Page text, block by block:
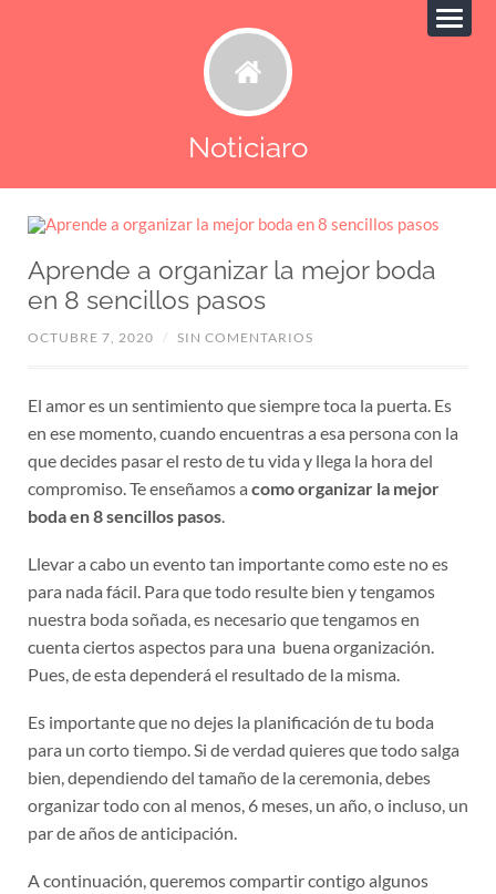
Noticiaro
Aprende a organizar la mejor boda
en 8 sencillos pasos
OCTUBRE 7, 2020 / SIN COMENTARIOS
El amor es un sentimiento que siempre toca la puerta. Es
en ese momento, cuando encuentras a esa persona con la
que decides pasar el resto de tu vida y llega la hora del
compromiso. Te enseñamos a como organizar la mejor
boda en 8 sencillos pasos.
Llevar a cabo un evento tan importante como este no es
para nada fácil. Para que todo resulte bien y tengamos
nuestra boda soñada, es necesario que tengamos en
cuenta ciertos aspectos para una buena organización.
Pues, de esta dependerá el resultado de la misma.
Es importante que no dejes la planificación de tu boda
para un corto tiempo. Si de verdad quieres que todo salga
bien, dependiendo del tamaño de la ceremonia, debes
organizar todo con al menos, 6 meses, un año, o incluso, un
par de años de anticipación.
A continuación, queremos compartir contigo algunos